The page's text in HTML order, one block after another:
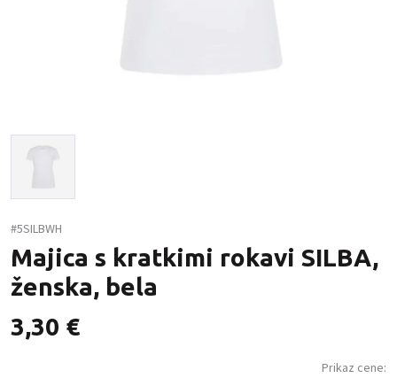
#5SILBWH
Majica s kratkimi rokavi SILBA,
ženska, bela
3,30 €
Prikaz cene: